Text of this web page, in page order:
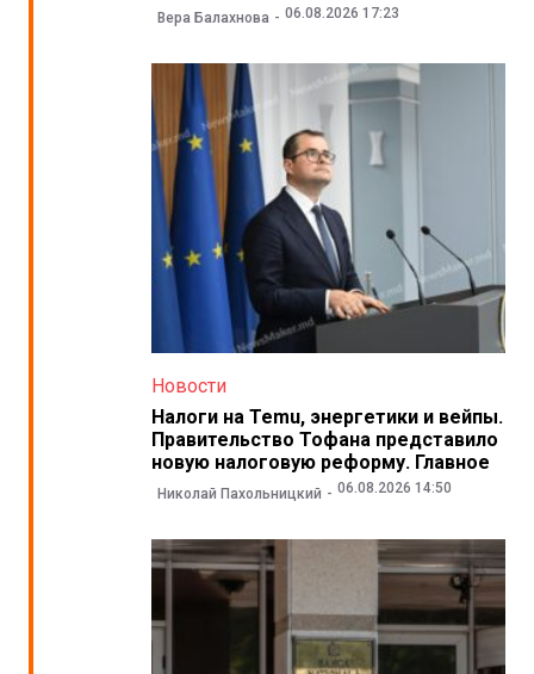
Вера Балахнова 06.08.2026 17:23
Новости
Налоги на Temu, энергетики и вейпы.
Правительство Тофана представило
новую налоговую реформу. Главное
Николай Пахольницкий 06.08.2026 14:50